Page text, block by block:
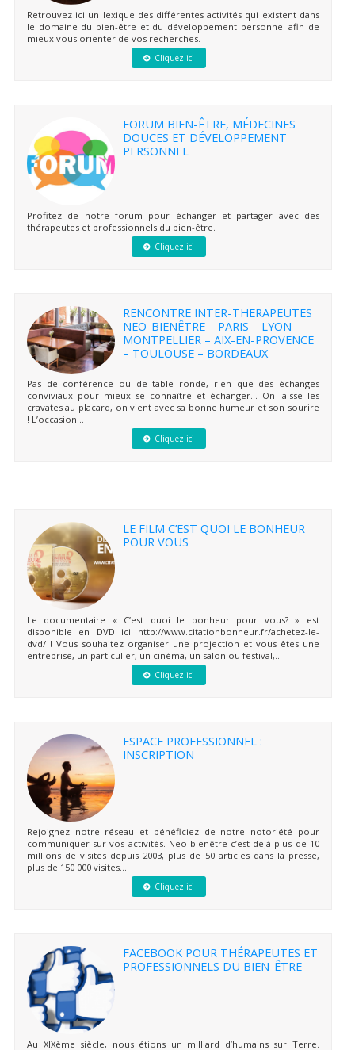
Retrouvez ici un lexique des différentes activités qui existent dans
le domaine du bien-être et du développement personnel afin de
mieux vous orienter de vos recherches.
Cliquez ici
FORUM BIEN-ÊTRE, MÉDECINES
DOUCES ET DÉVELOPPEMENT
PERSONNEL
Profitez de notre forum pour échanger et partager avec des
thérapeutes et professionnels du bien-être.
Cliquez ici
RENCONTRE INTER-THERAPEUTES
NEO-BIENÊTRE – PARIS – LYON –
MONTPELLIER – AIX-EN-PROVENCE
– TOULOUSE – BORDEAUX
Pas de conférence ou de table ronde, rien que des échanges
conviviaux pour mieux se connaître et échanger… On laisse les
cravates au placard, on vient avec sa bonne humeur et son sourire
! L’occasion...
Cliquez ici
LE FILM C’EST QUOI LE BONHEUR
POUR VOUS
Le documentaire « C’est quoi le bonheur pour vous? » est
disponible en DVD ici http://www.citationbonheur.fr/achetez-le-
dvd/ ! Vous souhaitez organiser une projection et vous êtes une
entreprise, un particulier, un cinéma, un salon ou festival,...
Cliquez ici
ESPACE PROFESSIONNEL :
INSCRIPTION
Rejoignez notre réseau et bénéficiez de notre notoriété pour
communiquer sur vos activités. Neo-bienêtre c’est déjà plus de 10
millions de visites depuis 2003, plus de 50 articles dans la presse,
plus de 150 000 visites...
Cliquez ici
FACEBOOK POUR THÉRAPEUTES ET
PROFESSIONNELS DU BIEN-ÊTRE
Au XIXème siècle, nous étions un milliard d’humains sur Terre.